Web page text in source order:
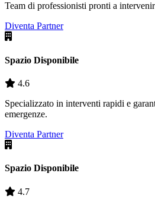
Team di professionisti pronti a
Diventa Partner
Spazio Disponibile
4.6
Specializzato in interventi rapidi e
emergenze.
Diventa Partner
Spazio Disponibile
4.7